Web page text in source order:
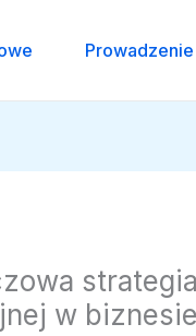
w biznesie